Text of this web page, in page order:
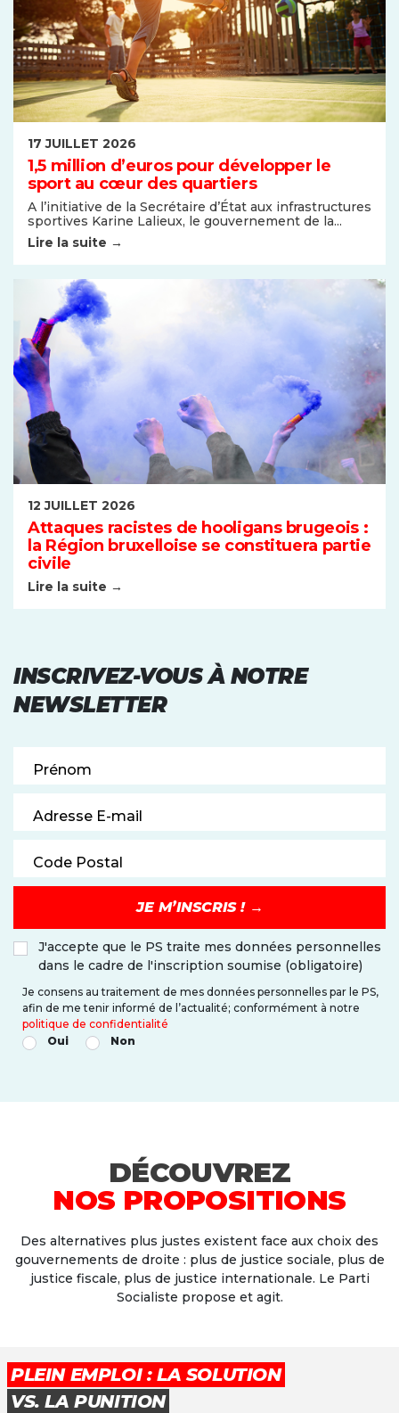
17 JUILLET 2026
1,5 million d’euros pour développer le
sport au cœur des quartiers
A l’initiative de la Secrétaire d’État aux infrastructures
sportives Karine Lalieux, le gouvernement de la...
Lire la suite →
12 JUILLET 2026
Attaques racistes de hooligans brugeois :
la Région bruxelloise se constituera partie
civile
Lire la suite →
INSCRIVEZ-VOUS À NOTRE
NEWSLETTER
Prénom
Adresse E-mail
Code Postal
J'accepte que le PS traite mes données personnelles
dans le cadre de l'inscription soumise (obligatoire)
Je consens au traitement de mes données personnelles par le PS,
afin de me tenir informé de l’actualité; conformément à notre
politique de confidentialité
Oui
Non
DÉCOUVREZ
NOS PROPOSITIONS
Des alternatives plus justes existent face aux choix des
gouvernements de droite : plus de justice sociale, plus de
justice fiscale, plus de justice internationale. Le Parti
Socialiste propose et agit.
PLEIN EMPLOI : LA SOLUTION
VS. LA PUNITION